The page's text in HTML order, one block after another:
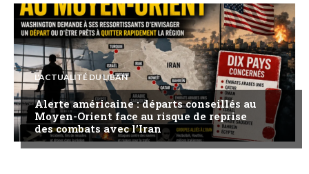
L'ACTUALITÉ DU LIBAN
Alerte américaine : départs conseillés au
Moyen-Orient face au risque de reprise
des combats avec l’Iran